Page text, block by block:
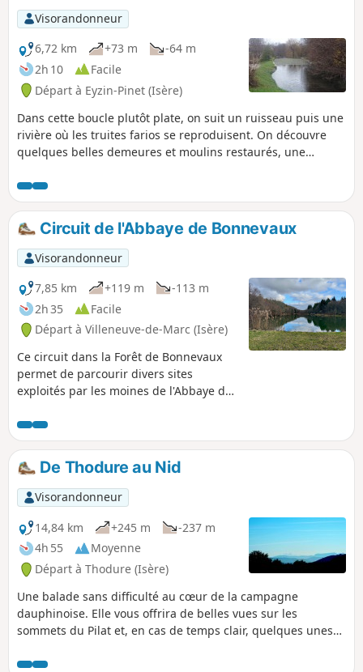
Visorandonneur
6,72 km
+73 m
-64 m
2h 10
Facile
Départ à Eyzin-Pinet (Isère)
Dans cette boucle plutôt plate, on suit un ruisseau puis une
rivière où les truites farios se reproduisent. On découvre
quelques belles demeures et moulins restaurés, une
ludique, à faire par beau temps l'été lorsque La Gère est en
eau basse, à cause du passage à gué.
Circuit de l'Abbaye de Bonnevaux
Visorandonneur
7,85 km
+119 m
-113 m
2h 35
Facile
Départ à Villeneuve-de-Marc (Isère)
Ce circuit dans la Forêt de Bonnevaux
permet de parcourir divers sites
exploités par les moines de l'Abbaye de
aujourd'hui disparu. Un balisage
spécifique mentionne, par une
numérotation, les sites décrits dans une
brochure.
De Thodure au Nid
Visorandonneur
14,84 km
+245 m
-237 m
4h 55
Moyenne
Départ à Thodure (Isère)
Une balade sans difficulté au cœur de la campagne
dauphinoise. Elle vous offrira de belles vues sur les
sommets du Pilat et, en cas de temps clair, quelques unes